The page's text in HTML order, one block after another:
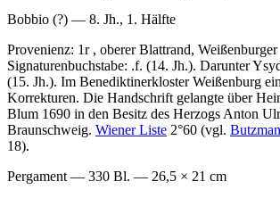
Bobbio (?) — 8. Jh., 1. Hälfte
Provenienz: 1r , oberer Blattrand, Weißenburger
Signaturenbuchstabe: .f. (14. Jh.). Darunter
(15. Jh.). Im Benediktinerkloster Weißenburg
Korrekturen. Die Handschrift gelangte über
Blum 1690 in den Besitz des Herzogs Anton
Braunschweig. Wiener Liste 2°60 (vgl.
18).
Pergament — 330 Bl. — 26,5 × 21 cm